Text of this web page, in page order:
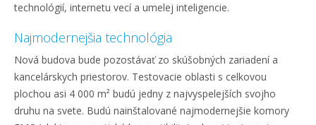
technológií, internetu vecí a umelej inteligencie.
Najmodernejšia technológia
Nová budova bude pozostávať zo skúšobných zariadení a
kancelárskych priestorov. Testovacie oblasti s celkovou
plochou asi 4 000 m² budú jedny z najvyspelejších svojho
druhu na svete. Budú nainštalované najmodernejšie komory